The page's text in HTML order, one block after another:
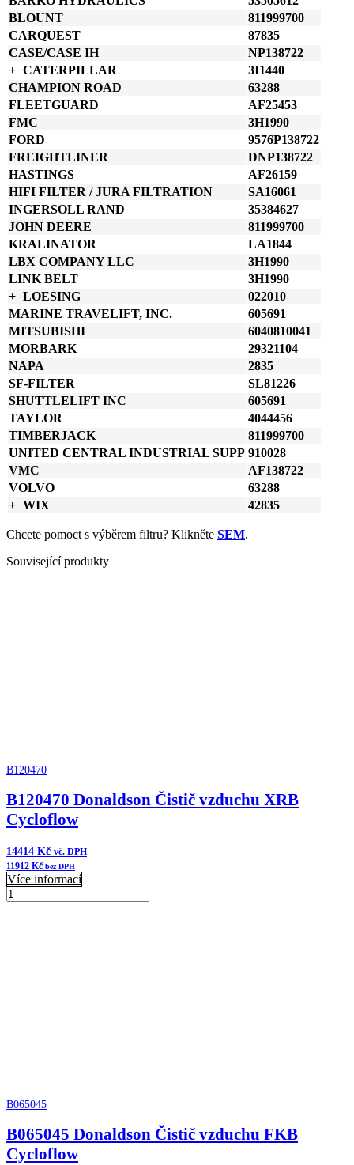
BLOUNT
811999700
CARQUEST
87835
CASE/CASE IH
NP138722
CATERPILLAR
3I1440
CHAMPION ROAD
63288
FLEETGUARD
AF25453
FMC
3H1990
FORD
9576P138722
FREIGHTLINER
DNP138722
HASTINGS
AF26159
HIFI FILTER / JURA FILTRATION
SA16061
INGERSOLL RAND
35384627
JOHN DEERE
811999700
KRALINATOR
LA1844
LBX COMPANY LLC
3H1990
LINK BELT
3H1990
LOESING
022010
MARINE TRAVELIFT, INC.
605691
MITSUBISHI
6040810041
MORBARK
29321104
NAPA
2835
SF-FILTER
SL81226
SHUTTLELIFT INC
605691
TAYLOR
4044456
TIMBERJACK
811999700
UNITED CENTRAL INDUSTRIAL SUPP 910028
VMC
AF138722
VOLVO
63288
WIX
42835
Chcete pomoct s výběrem filtru? Klikněte SEM.
Související produkty
B120470
B120470 Donaldson Čistič vzduchu XRB
Cycloflow
14414 Kč vč. DPH
11912 Kč bez DPH
Více informací
B120470
B065045
B065045 Donaldson Čistič vzduchu FKB
Cycloflow